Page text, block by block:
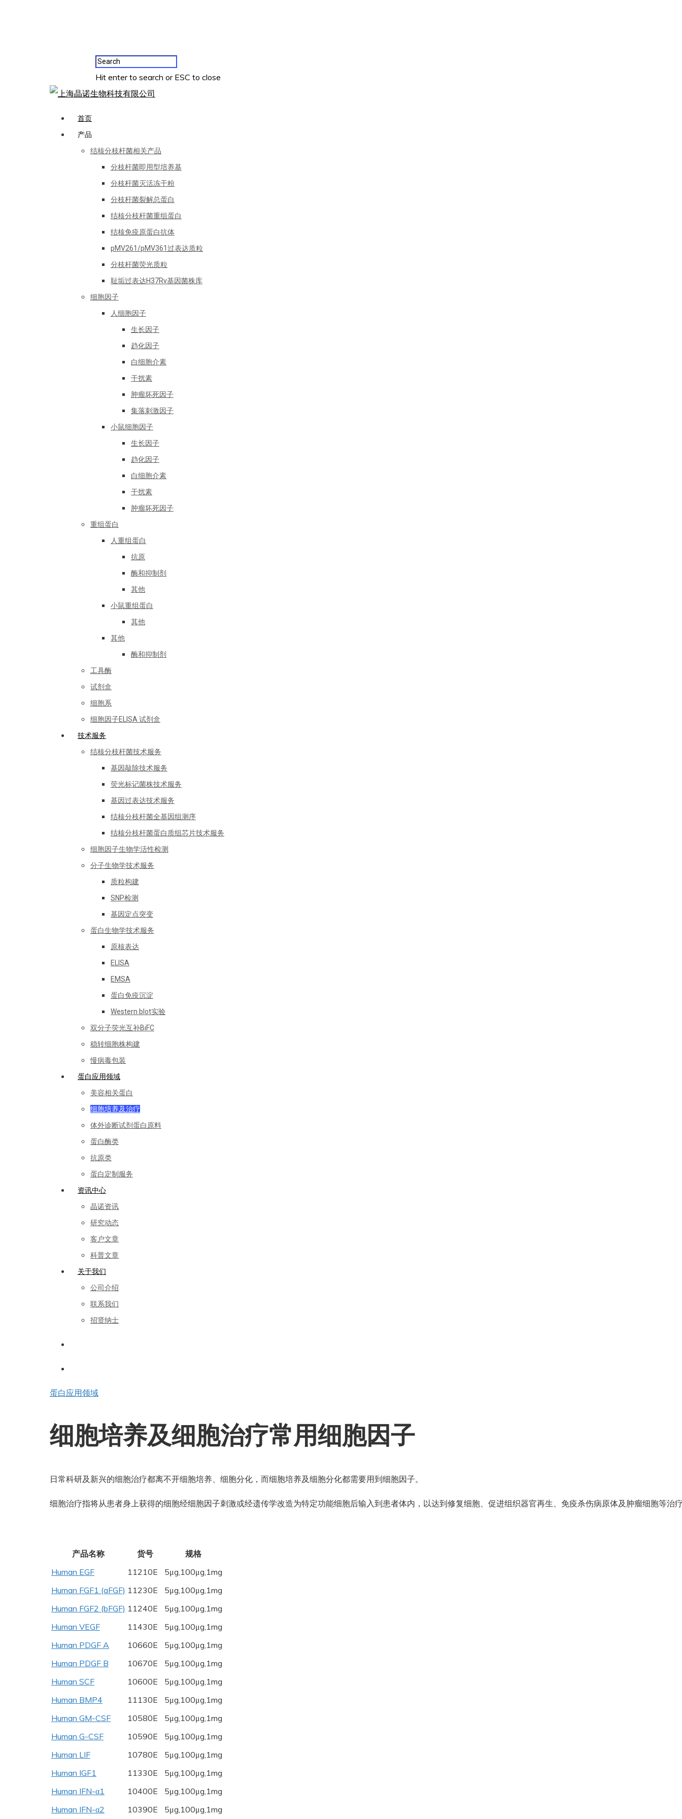
Hit enter to search or ESC to close
首页
产品
结核分枝杆菌相关产品
分枝杆菌即用型培养基
分枝杆菌灭活冻干粉
分枝杆菌裂解总蛋白
结核分枝杆菌重组蛋白
结核免疫原蛋白抗体
pMV261/pMV361过表达质粒
分枝杆菌荧光质粒
耻垢过表达H37Rv基因菌株库
细胞因子
人细胞因子
生长因子
趋化因子
白细胞介素
干扰素
肿瘤坏死因子
集落刺激因子
小鼠细胞因子
生长因子
趋化因子
白细胞介素
干扰素
肿瘤坏死因子
重组蛋白
人重组蛋白
抗原
酶和抑制剂
其他
小鼠重组蛋白
其他
其他
酶和抑制剂
工具酶
试剂盒
细胞系
细胞因子ELISA 试剂盒
技术服务
结核分枝杆菌技术服务
基因敲除技术服务
荧光标记菌株技术服务
基因过表达技术服务
结核分枝杆菌全基因组测序
结核分枝杆菌蛋白质组芯片技术服务
细胞因子生物学活性检测
分子生物学技术服务
质粒构建
SNP检测
基因定点突变
蛋白生物学技术服务
原核表达
ELISA
EMSA
蛋白免疫沉淀
Western blot实验
双分子荧光互补BiFC
稳转细胞株构建
慢病毒包装
蛋白应用领域
美容相关蛋白
细胞培养及治疗
体外诊断试剂蛋白原料
蛋白酶类
抗原类
蛋白定制服务
资讯中心
晶诺资讯
研究动态
客户文章
科普文章
关于我们
公司介绍
联系我们
招贤纳士
蛋白应用领域
细胞培养及细胞治疗常用细胞因子
日常科研及新兴的细胞治疗都离不开细胞培养、细胞分化，而细胞培养及细胞分化都需要用到细胞因子。
细胞治疗指将从患者身上获得的细胞经细胞因子刺激或经遗传学改造为特定功能细胞后输入到患者体内，以达到修复细胞、促进组织器官再生、免疫杀伤病原体及肿瘤细胞等治
产品名称 货号
规格
Human EGF
11210E
5μg,100μg,1mg
Human FGF1 (aFGF) 11230E
5μg,100μg,1mg
Human FGF2 (bFGF) 11240E
5μg,100μg,1mg
Human VEGF
11430E
5μg,100μg,1mg
Human PDGF A
10660E
5μg,100μg,1mg
Human PDGF B
10670E
5μg,100μg,1mg
Human SCF
10600E
5μg,100μg,1mg
Human BMP4
11130E
5μg,100μg,1mg
Human GM-CSF
10580E
5μg,100μg,1mg
Human G-CSF
10590E
5μg,100μg,1mg
Human LIF
10780E
5μg,100μg,1mg
Human IGF1
11330E
5μg,100μg,1mg
Human IFN-α1
10400E
5μg,100μg,1mg
Human IFN-α2
10390E 5μg,100μg,1mg